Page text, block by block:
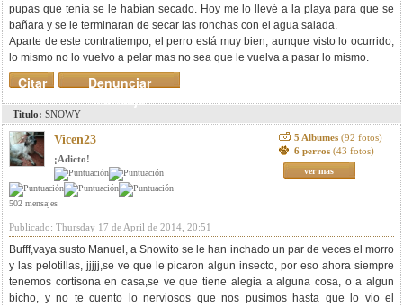
pupas que tenía se le habían secado. Hoy me lo llevé a la playa para que se
bañara y se le terminaran de secar las ronchas con el agua salada.
Aparte de este contratiempo, el perro está muy bien, aunque visto lo ocurrido,
lo mismo no lo vuelvo a pelar mas no sea que le vuelva a pasar lo mismo.
Denunciar
mensaje
Citar
Titulo: SNOWY
Vicen23
¡Adicto!
502 mensajes
5 Albumes (92 fotos)
6 perros (43 fotos)
ver mas
Publicado: Thursday 17 de April de 2014, 20:51
Bufff,vaya susto Manuel, a Snowito se le han inchado un par de veces el morro
y las pelotillas, jjjjj,se ve que le picaron algun insecto, por eso ahora siempre
tenemos cortisona en casa,se ve que tiene alegia a alguna cosa, o a algun
bicho, y no te cuento lo nerviosos que nos pusimos hasta que lo vio el